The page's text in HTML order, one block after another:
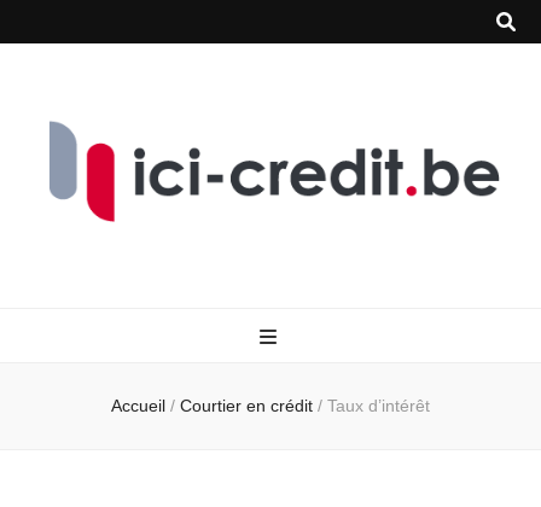
Accueil / Courtier en crédit / Taux d’intérêt